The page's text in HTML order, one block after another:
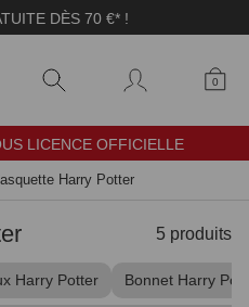
DÈS 70 €* !
0
LICENCE OFFICIELLE
Harry Potter
5 produits
Harry Potter Bonnet Harry